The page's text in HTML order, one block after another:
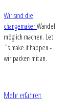
Wir sind die
changemaker.Wandel
möglich machen. Let
´s make it happen -
wir packen mit an.
Mehr erfahren